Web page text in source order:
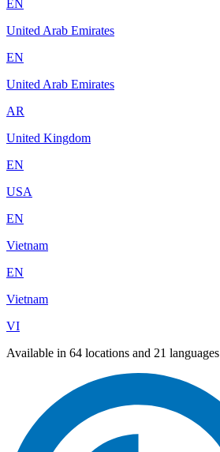
EN
United Arab Emirates
EN
United Arab Emirates
AR
United Kingdom
EN
USA
EN
Vietnam
EN
Vietnam
VI
Available in 64 locations and 21 languages